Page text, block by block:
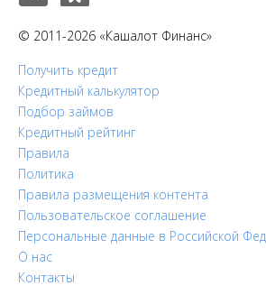
© 2011-2026 «Кашалот Финанс»
Получить кредит
Кредитный калькулятор
Подбор займов
Кредитный рейтинг
Правила
Политика
Правила размещения контента
Пользовательское соглашение
Персональные данные в Российской
О нас
Контакты